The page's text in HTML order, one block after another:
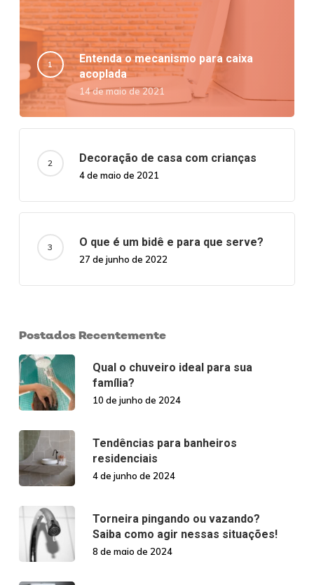
Entenda o mecanismo para caixa
acoplada
14 de maio de 2021
Decoração de casa com crianças
4 de maio de 2021
O que é um bidê e para que serve?
27 de junho de 2022
Postados Recentemente
Qual o chuveiro ideal para sua
família?
10 de junho de 2024
Tendências para banheiros
residenciais
4 de junho de 2024
Torneira pingando ou vazando?
Saiba como agir nessas situações!
8 de maio de 2024